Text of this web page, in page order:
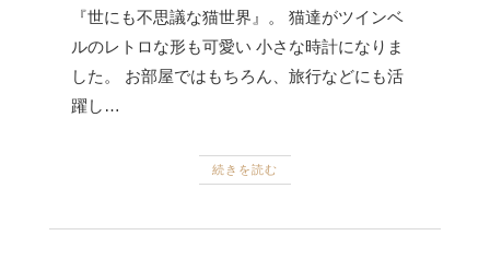
『世にも不思議な猫世界』。 猫達がツインベ
ルのレトロな形も可愛い 小さな時計になりま
した。 お部屋ではもちろん、旅行などにも活
躍し…
続きを読む